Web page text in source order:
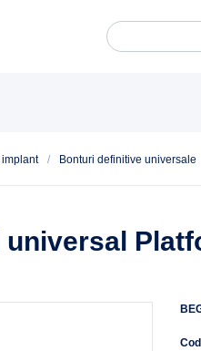
Caută
după:When
implant / Bonturi definitive universale